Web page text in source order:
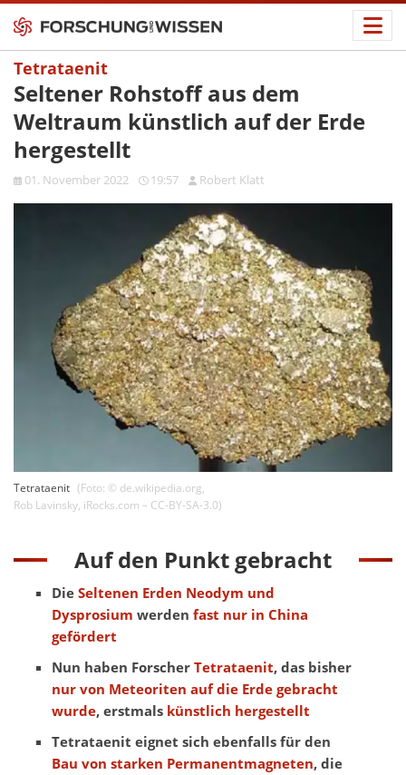
Tetrataenit
Seltener Rohstoff aus dem
Weltraum künstlich auf der Erde
hergestellt
01. November 2022 19:57 Robert Klatt
Tetrataenit (Foto: © de.wikipedia.org,
Rob Lavinsky, iRocks.com – CC-BY-SA-3.0)
Auf den Punkt gebracht
DieSeltenen Erden Neodym und
Dysprosium werden fast nur in China
gefördert
Nun haben ForscherTetrataenit, das bisher
nur von Meteoriten auf die Erde gebracht
wurde, erstmals künstlich hergestellt
Tetrataenit eignet sich ebenfalls für den
Bau von starken Permanentmagneten, die